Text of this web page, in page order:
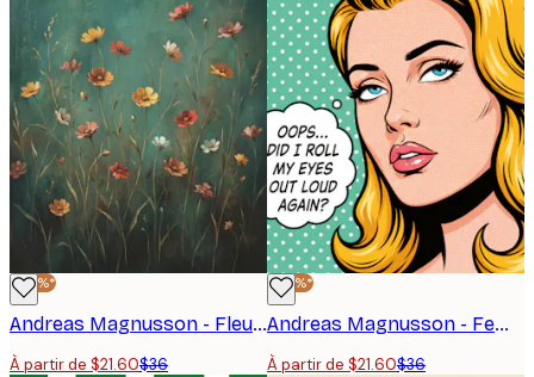
-40%*
Andreas Magnusson - Fleurs sauvages colorées Affiche
À partir de $21.60$36
-40%*
Andreas Magnusson - Femme pop art sarcastique Affiche
À partir de $21.60$36